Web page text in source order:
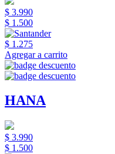
$ 3.990
$ 1.500
$ 1.275
Agregar a carrito
HANA
$ 3.990
$ 1.500